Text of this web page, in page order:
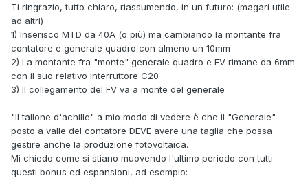
Ti ringrazio, tutto chiaro, riassumendo, in un futuro: (magari utile
ad altri)
1) Inserisco MTD da 40A (o più) ma cambiando la montante fra
contatore e generale quadro con almeno un 10mm
2) La montante fra "monte" generale quadro e FV rimane da 6mm
con il suo relativo interruttore C20
3) Il collegamento del FV va a monte del generale
"Il tallone d'achille" a mio modo di vedere è che il "Generale"
posto a valle del contatore DEVE avere una taglia che possa
gestire anche la produzione fotovoltaica.
Mi chiedo come si stiano muovendo l'ultimo periodo con tutti
questi bonus ed espansioni, ad esempio: